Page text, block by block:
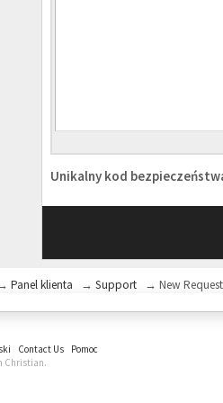
Unikalny kod
Panel klienta → Support → New Request
Contact Us
Pomoc
Christian.